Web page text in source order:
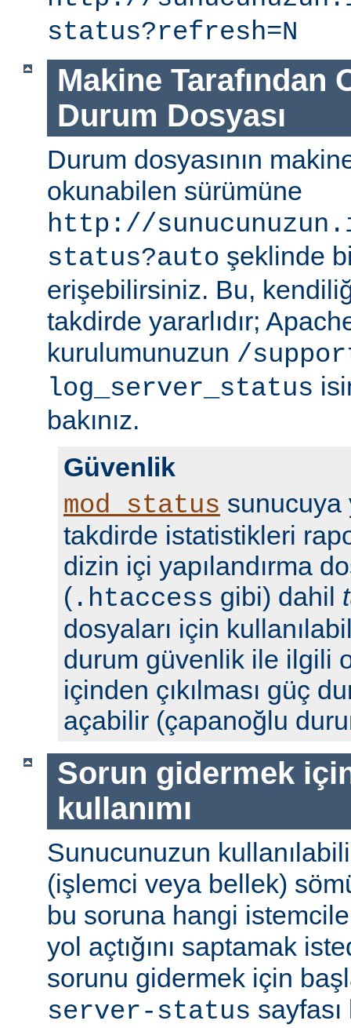
status?refresh=N
Makine Tarafından
Durum Dosyası
Durum dosyasının
okunabilen sürümüne
http://
status?auto şeklinde
erişebilirsiniz. Bu,
takdirde yararlıdır;
kurulumunuzun /
log_server_status
bakınız.
Güvenlik
mod_status sunucuya
takdirde istatistikleri
dizin içi yapılandırma
( .htaccess gibi) dahil
dosyaları için
durum güvenlik ile ilgili
içinden çıkılması güç
açabilir (çapanoğlu
Sorun gidermek
kullanımı
Sunucunuzun
(işlemci veya bellek)
bu soruna hangi
yol açtığını saptamak
sorunu gidermek için
server-status